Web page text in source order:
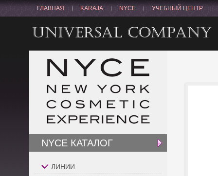
ГЛАВНАЯ KARAJA NYCE УЧЕБНЫЙ ЦЕНТР
NYCE КАТАЛОГ
ЛИНИИ